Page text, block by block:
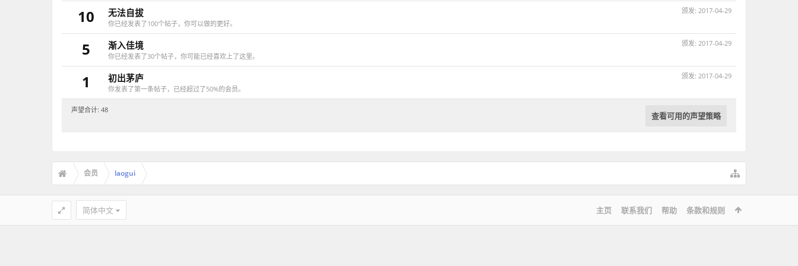
10 颁发: 2017-04-29
无法自拔
你已经发表了100个帖子，你可以做的更好。
5 颁发: 2017-04-29
渐入佳境
你已经发表了30个帖子，你可能已经喜欢上了这里。
1 颁发: 2017-04-29
初出茅庐
你发表了第一条帖子，已经超过了50%的会员。
声望合计: 48
查看可用的声望策略
会员 laogui
简体中文 主页 联系我们 帮助 条款和规则